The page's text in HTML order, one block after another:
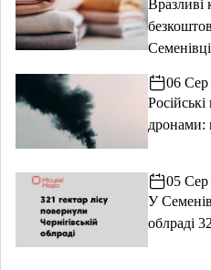
Вразливі
Семенівці
06 Сер
дронами:
05 Сер
У
облраді